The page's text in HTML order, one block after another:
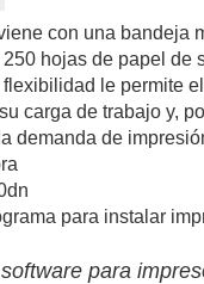
con una bandeja
hojas de papel de
le permite
carga de trabajo y,
demanda de
para instalar
para